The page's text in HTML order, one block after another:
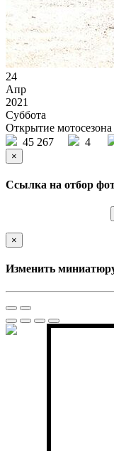
24
Апр
2021
Суббота
Открытие
45 267
4
×
Ссылка на отбор
×
Изменить